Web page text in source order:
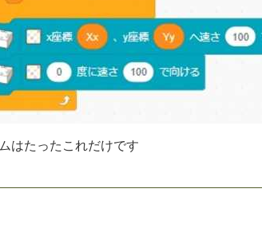
ムはた った こ れだけです